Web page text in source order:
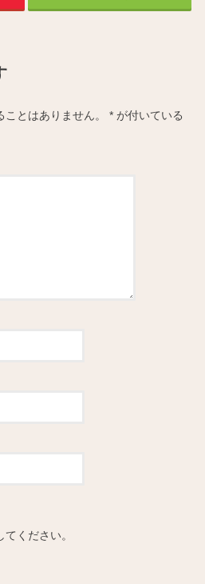
とはありません。 * が付いている
ください。